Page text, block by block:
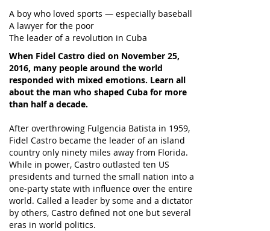
A boy who loved sports — especially baseball
A lawyer for the poor
The leader of a revolution in Cuba
When Fidel Castro died on November 25,
2016, many people around the world
responded with mixed emotions. Learn all
about the man who shaped Cuba for more
than half a decade.
After overthrowing Fulgencia Batista in 1959,
Fidel Castro became the leader of an island
country only ninety miles away from Florida.
While in power, Castro outlasted ten US
presidents and turned the small nation into a
one-party state with influence over the entire
world. Called a leader by some and a dictator
by others, Castro defined not one but several
eras in world politics.